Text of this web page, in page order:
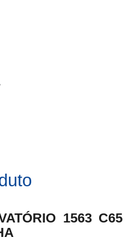
1563 C65